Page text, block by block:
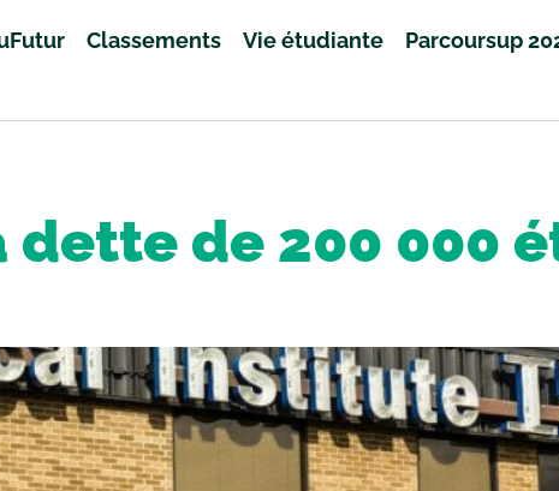
Classements Vie étudiante Parcoursup
de 200 000